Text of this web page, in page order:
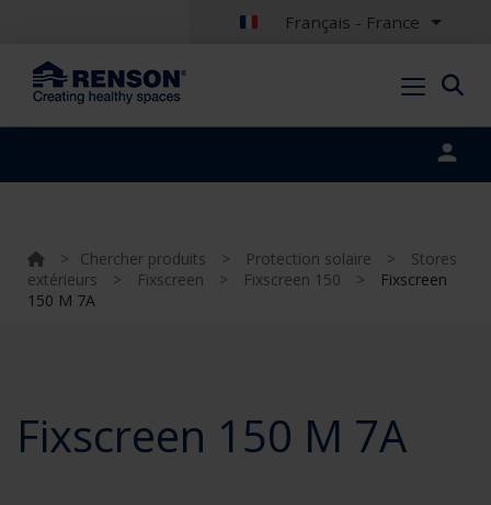
Français - France
> Chercher produits > Protection solaire >
Stores
extérieurs
> Fixscreen > Fixscreen 150 >
Fixscreen
150 M 7A
Fixscreen 150 M 7A